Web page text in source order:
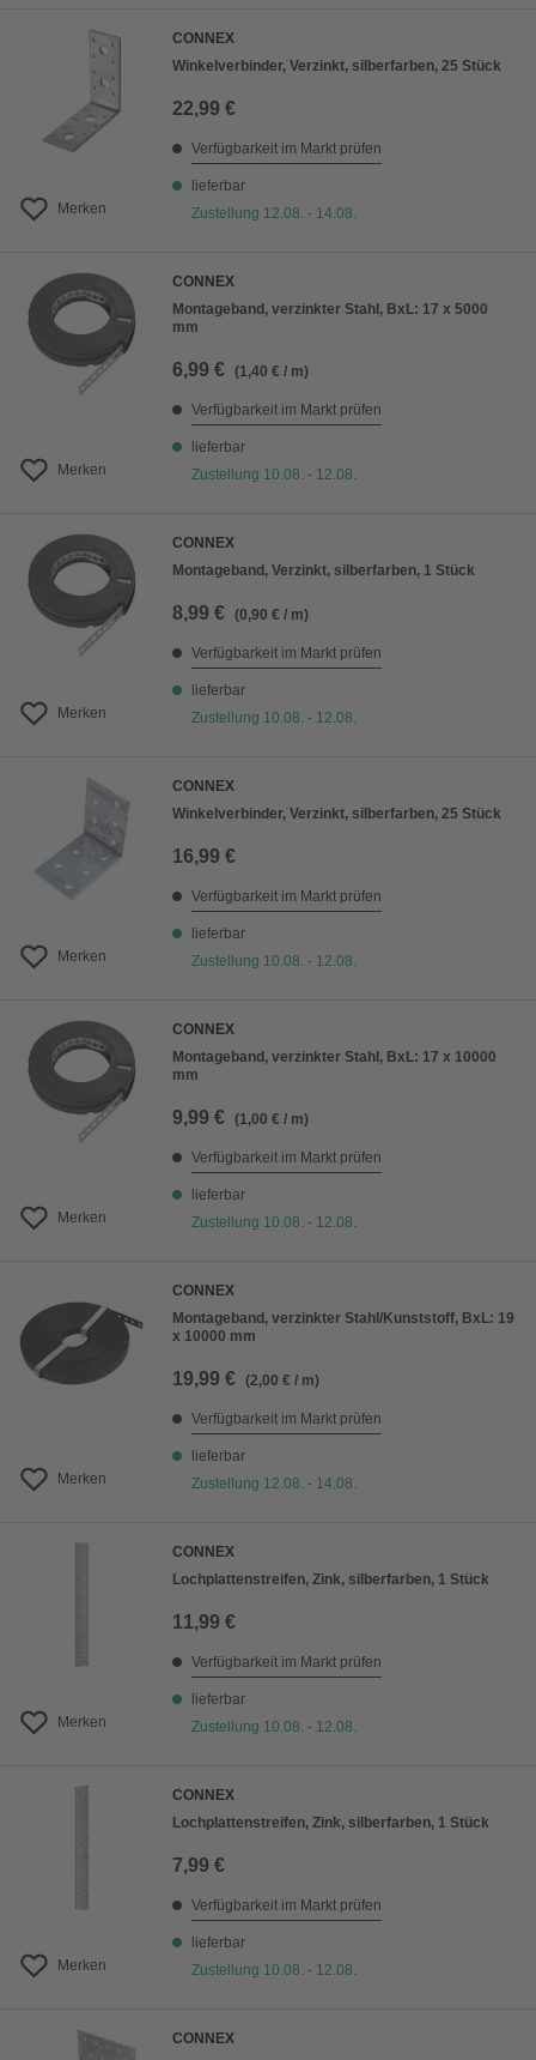
Merken
CONNEX
Winkelverbinder, Verzinkt, silberfarben, 25 Stück
22,99 €
Verfügbarkeit im Markt prüfen
lieferbar
Zustellung 12.08. - 14.08.
Merken
CONNEX
Montageband, verzinkter Stahl, BxL: 17 x 5000
mm
6,99 € (1,40 € / m)
Verfügbarkeit im Markt prüfen
lieferbar
Zustellung 10.08. - 12.08.
Merken
CONNEX
Montageband, Verzinkt, silberfarben, 1 Stück
8,99 € (0,90 € / m)
Verfügbarkeit im Markt prüfen
lieferbar
Zustellung 10.08. - 12.08.
Merken
CONNEX
Winkelverbinder, Verzinkt, silberfarben, 25 Stück
16,99 €
Verfügbarkeit im Markt prüfen
lieferbar
Zustellung 10.08. - 12.08.
Merken
CONNEX
Montageband, verzinkter Stahl, BxL: 17 x 10000
mm
9,99 € (1,00 € / m)
Verfügbarkeit im Markt prüfen
lieferbar
Zustellung 10.08. - 12.08.
Merken
CONNEX
Montageband, verzinkter Stahl/Kunststoff, BxL: 19
x 10000 mm
19,99 € (2,00 € / m)
Verfügbarkeit im Markt prüfen
lieferbar
Zustellung 12.08. - 14.08.
Merken
CONNEX
Lochplattenstreifen, Zink, silberfarben, 1 Stück
11,99 €
Verfügbarkeit im Markt prüfen
lieferbar
Zustellung 10.08. - 12.08.
Merken
CONNEX
Lochplattenstreifen, Zink, silberfarben, 1 Stück
7,99 €
Verfügbarkeit im Markt prüfen
lieferbar
Zustellung 10.08. - 12.08.
CONNEX